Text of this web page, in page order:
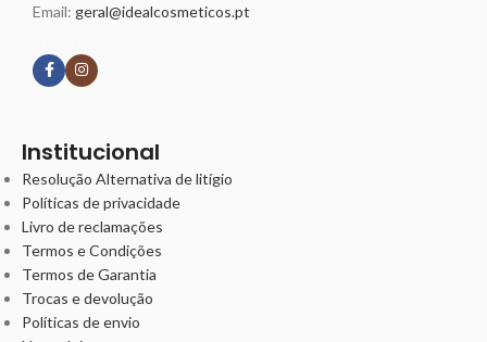
Email: geral@idealcosmeticos.pt
Institucional
Resolução Alternativa de litígio
Políticas de privacidade
Livro de reclamações
Termos e Condições
Termos de Garantia
Trocas e devolução
Políticas de envio